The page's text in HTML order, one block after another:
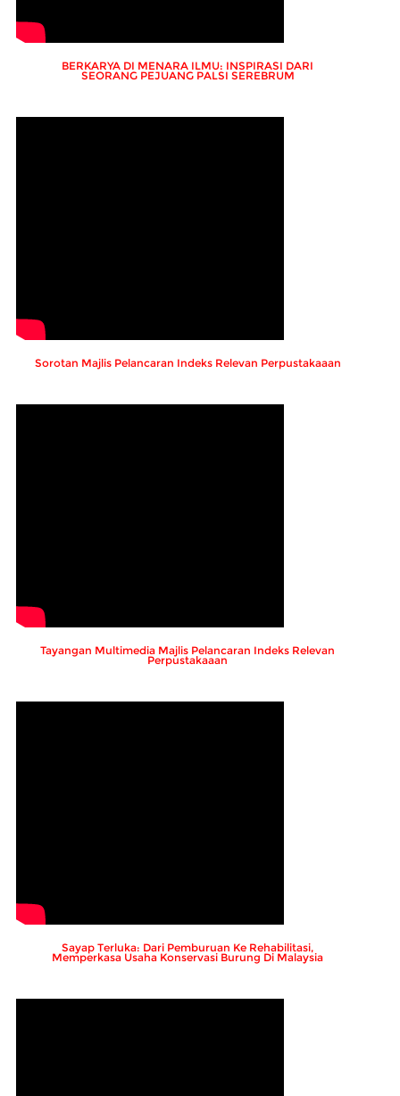
BERKARYA DI MENARA ILMU: INSPIRASI DARI
SEORANG PEJUANG PALSI SEREBRUM
Sorotan Majlis Pelancaran Indeks Relevan Perpustakaaan
Tayangan Multimedia Majlis Pelancaran Indeks Relevan
Perpustakaaan
Sayap Terluka: Dari Pemburuan Ke Rehabilitasi,
Memperkasa Usaha Konservasi Burung Di Malaysia